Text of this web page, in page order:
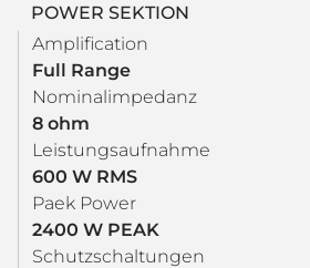
POWER SEKTION
Amplification
Full Range
Nominalimpedanz
8 ohm
Leistungsaufnahme
600 W RMS
Paek Power
2400 W PEAK
Schutzschaltungen